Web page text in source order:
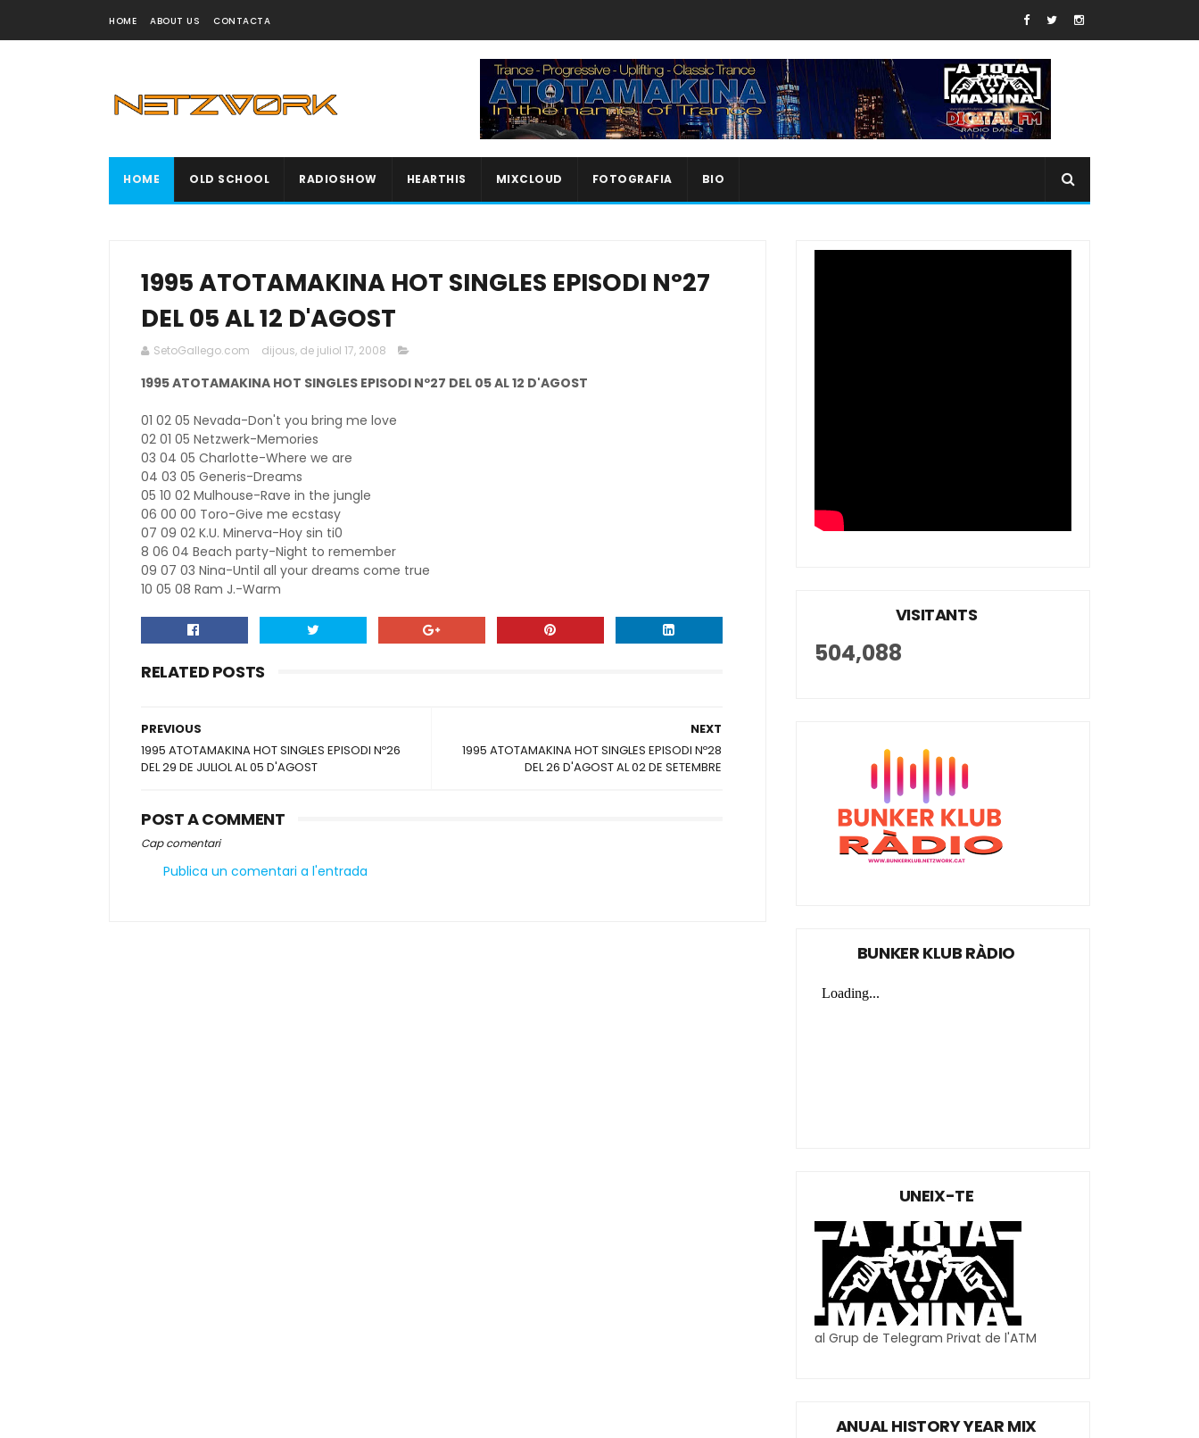
HOME ABOUT US CONTACTA
HOME OLD SCHOOL RADIOSHOW HEARTHIS MIXCLOUD FOTOGRAFIA BIO
1995 ATOTAMAKINA HOT SINGLES EPISODI Nº27
DEL 05 AL 12 D'AGOST
SetoGallego.com dijous, de juliol 17, 2008
1995 ATOTAMAKINA HOT SINGLES EPISODI Nº27 DEL 05 AL 12 D'AGOST
01 02 05 Nevada-Don't you bring me love
02 01 05 Netzwerk-Memories
03 04 05 Charlotte-Where we are
04 03 05 Generis-Dreams
05 10 02 Mulhouse-Rave in the jungle
06 00 00 Toro-Give me ecstasy
07 09 02 K.U. Minerva-Hoy sin ti0
8 06 04 Beach party-Night to remember
09 07 03 Nina-Until all your dreams come true
10 05 08 Ram J.-Warm
RELATED POSTS
NEXT
1995 ATOTAMAKINA HOT SINGLES EPISODI Nº28
DEL 26 D'AGOST AL 02 DE SETEMBRE
PREVIOUS
1995 ATOTAMAKINA HOT SINGLES EPISODI Nº26
DEL 29 DE JULIOL AL 05 D'AGOST
POST A COMMENT
Cap comentari
Publica un comentari a l'entrada
VISITANTS
504,088
BUNKER KLUB RÀDIO
UNEIX-TE
al Grup de Telegram Privat de l'ATM
ANUAL HISTORY YEAR MIX